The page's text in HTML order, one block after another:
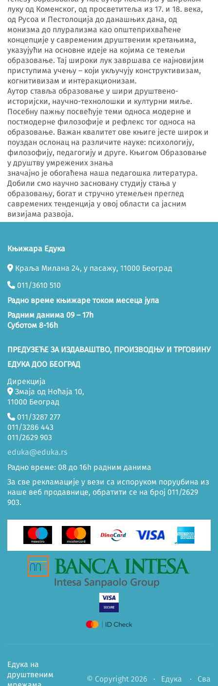
луку од Коменског, од просветитеља из 17. и 18. века,
од Русоа и Пестолоција до данашњих дана, од
монизма до плурализма као општеприхваћене
концепције у савременим друштвеним кретањима,
указујући на основне идеје на којима се темељи
образовање. Тај широки лук завршава се најновијим
приступима учењу – који укључују конструктивизам,
когнитивизам и интеракционизам.
Аутор ставља образовање у шири друштвено-
историјски, научно-технолошки и културни миље.
Посебну пажњу посвећује теми односа модерне и
постмодерне филозофије и рефлекс тог односа на
образовање. Важан квалитет ове књиге јесте широк и
поуздан ослонац на различите науке: психологију,
филозофију, педагогију и друге. Књигом Образовање
у друштву умрежених знања
значајно је обогаћена наша педагошка литература.
Добили смо научно засновану студију стања у
образовању, богат и стручно утемељен преглед
савремених тенденција у овој области са јасним
визијама развоја.
Књижара Едука
Краља Милана 24, у пасажу, 11000 Београд
011/3610 510
Радно време књижаре током месеца јула
Радним данима 09 – 17h
Суботом 8-16h
ПРЕДУЗЕЋЕ ЗА ИЗДАВАШТВО, ПРОИЗВОДЊУ И ТРГОВИНУ
ЕДУКА ДОО БЕОГРАД
Дирекција
Змаја од Ноћаја 10,
11000 Београд
011/3287 277
011/3286 443
011/2629 903
eduka@eduka.rs
Радно време: 08 до 16h радним данима
За све рекламације у вези са испоруком поруџбина из
наше веб продавнице, обратити се на број 011/2629
903.
© Copyright 2026 · Едука · Сва
Едука на
друштвеним